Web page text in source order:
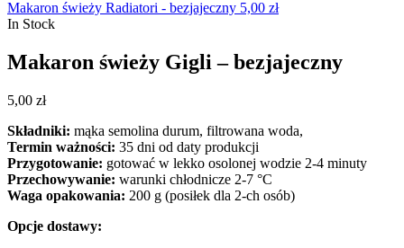
Makaron świeży Radiatori - bezjajeczny 5,00 zł
In Stock
Makaron świeży Gigli – bezjajeczny
5,00 zł
Składniki: mąka semolina durum, filtrowana woda,
Termin ważności: 35 dni od daty produkcji
Przygotowanie: gotować w lekko osolonej wodzie 2-4 minuty
Przechowywanie: warunki chłodnicze 2-7 °C
Waga opakowania: 200 g (posiłek dla 2-ch osób)
Opcje dostawy: